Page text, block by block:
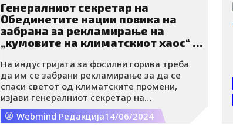
Генералниот секретар на
Обединетите нации повика на
забрана за рекламирање на
„кумовите на климатскиот хаос“ –
На индустријата за фосилни горива треба
да им се забрани рекламирање за да се
спаси светот од климатските промени,
изјави генералниот секретар на
Обединетите нации.
Webmind Редакција14/06/2024